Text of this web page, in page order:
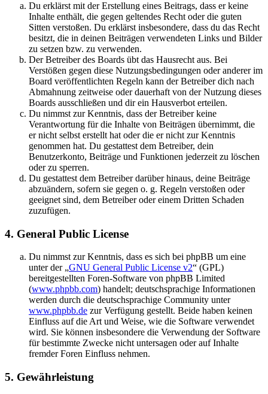
Du erklärst mit der Erstellung eines Beitrags, dass er keine
Inhalte enthält, die gegen geltendes Recht oder die guten
Sitten verstoßen. Du erklärst insbesondere, dass du das Recht
besitzt, die in deinen Beiträgen verwendeten Links und Bilder
zu setzen bzw. zu verwenden.
Der Betreiber des Boards übt das Hausrecht aus. Bei
Verstößen gegen diese Nutzungsbedingungen oder anderer im
Board veröffentlichten Regeln kann der Betreiber dich nach
Abmahnung zeitweise oder dauerhaft von der Nutzung dieses
Boards ausschließen und dir ein Hausverbot erteilen.
Du nimmst zur Kenntnis, dass der Betreiber keine
Verantwortung für die Inhalte von Beiträgen übernimmt, die
er nicht selbst erstellt hat oder die er nicht zur Kenntnis
genommen hat. Du gestattest dem Betreiber, dein
Benutzerkonto, Beiträge und Funktionen jederzeit zu löschen
oder zu sperren.
Du gestattest dem Betreiber darüber hinaus, deine Beiträge
abzuändern, sofern sie gegen o. g. Regeln verstoßen oder
geeignet sind, dem Betreiber oder einem Dritten Schaden
zuzufügen.
4. General Public License
Du nimmst zur Kenntnis, dass es sich bei phpBB um eine
unter der „GNU General Public License v2“ (GPL)
bereitgestellten Foren-Software von phpBB Limited
(www.phpbb.com) handelt; deutschsprachige Informationen
werden durch die deutschsprachige Community unter
www.phpbb.de zur Verfügung gestellt. Beide haben keinen
Einfluss auf die Art und Weise, wie die Software verwendet
wird. Sie können insbesondere die Verwendung der Software
für bestimmte Zwecke nicht untersagen oder auf Inhalte
fremder Foren Einfluss nehmen.
5. Gewährleistung